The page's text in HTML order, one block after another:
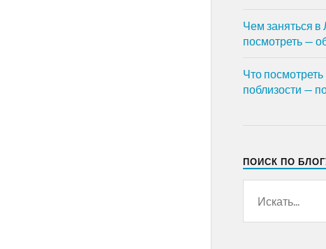
Чем заняться в
посмотреть —
Что
поблизости —
ПОИСК ПО